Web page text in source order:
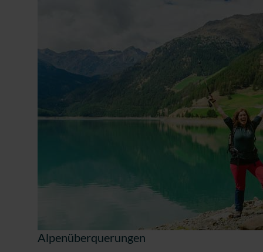
Alpenüberquerungen